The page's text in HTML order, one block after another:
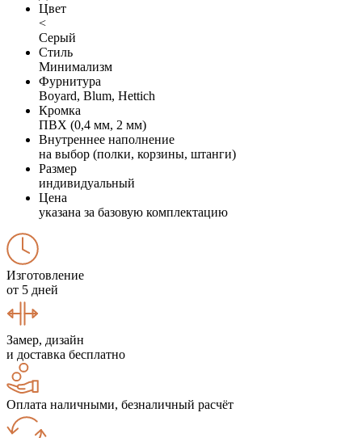
Цвет
<
Серый
Стиль
Минимализм
Фурнитура
Boyard, Blum, Hettich
Кромка
ПВХ (0,4 мм, 2 мм)
Внутреннее наполнение
на выбор (полки, корзины, штанги)
Размер
индивидуальный
Цена
указана за базовую комплектацию
Изготовление
от 5 дней
Замер, дизайн
и доставка бесплатно
Оплата наличными, безналичный расчёт